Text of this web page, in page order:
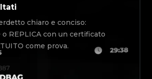
chiaro e conciso:
o REPLICA con un certificato
come prova.